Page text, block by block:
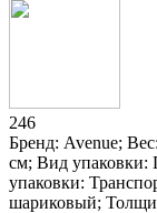
246
Бренд: Avenue;
см; Вид упаковки:
упаковки:
шариковый;